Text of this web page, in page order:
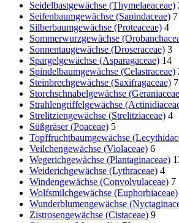
Seidelbastgewächse (Thymelaeaceae)
Seifenbaumgewächse (Sapindaceae) 7
Silberbaumgewächse (Proteaceae) 4
Sommerwurzgewächse
Sonnentaugewächse (Droseraceae) 3
Spargelgewächse (Asparagaceae) 14
Spindelbaumgewächse (Celastraceae)
Steinbrechgewächse (Saxifragaceae) 7
Storchschnabelgewächse
Strahlengriffelgewächse
Strelitziengewächse (Strelitziaceae) 4
Süßgräser (Poaceae) 5
Topffruchtbaumgewächse
Veilchengewächse (Violaceae) 6
Wegerichgewächse (Plantaginaceae)
Weiderichgewächse (Lythraceae) 4
Windengewächse (Convolvulaceae) 7
Wolfsmilchgewächse (Euphorbiaceae)
Wunderblumengewächse
Zistrosengewächse (Cistaceae) 9